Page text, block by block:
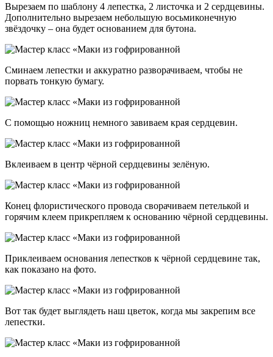
Вырезаем по шаблону 4 лепестка, 2 листочка и 2 сердцевины.
Дополнительно вырезаем небольшую восьмиконечную
звёздочку – она будет основанием для бутона.
Сминаем лепестки и аккуратно разворачиваем, чтобы не
порвать тонкую бумагу.
С помощью ножниц немного завиваем края сердцевин.
Вклеиваем в центр чёрной сердцевины зелёную.
Конец флористического провода сворачиваем петелькой и
горячим клеем прикрепляем к основанию чёрной сердцевины.
Приклеиваем основания лепестков к чёрной сердцевине так,
как показано на фото.
Вот так будет выглядеть наш цветок, когда мы закрепим все
лепестки.